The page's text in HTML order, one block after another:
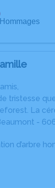
Hommages
tristesse
La
-
d’arbre